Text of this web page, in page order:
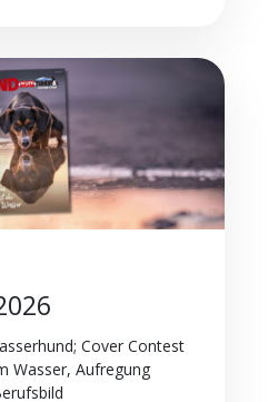
Cover Contest
Wasser, Aufregung